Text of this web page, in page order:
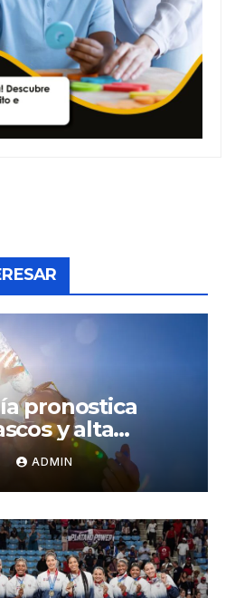
pronostica
y alta
de polvo del
este sábado
ADMIN